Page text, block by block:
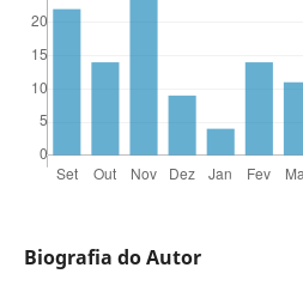
Biografia do Autor